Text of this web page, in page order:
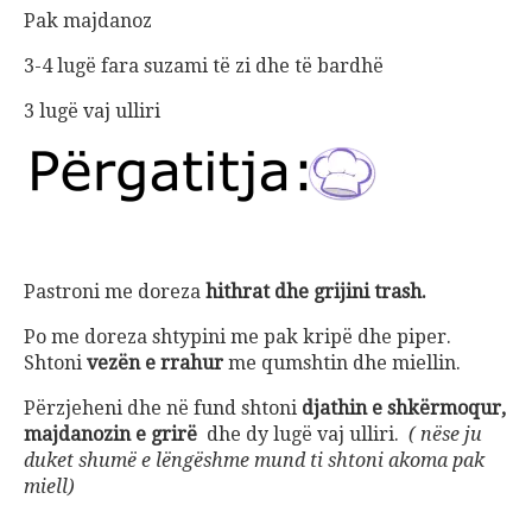
Pak majdanoz
3-4 lugë fara suzami të zi dhe të bardhë
3 lugë vaj ulliri
Pastroni me doreza hithrat dhe grijini trash.
Po me doreza shtypini me pak kripë dhe piper.
Shtoni vezën e rrahur me qumshtin dhe miellin.
Përzjeheni dhe në fund shtoni djathin e shkërmoqur,
majdanozin e grirë dhe dy lugë vaj ulliri. ( nëse ju
duket shumë e lëngëshme mund ti shtoni akoma pak
miell)